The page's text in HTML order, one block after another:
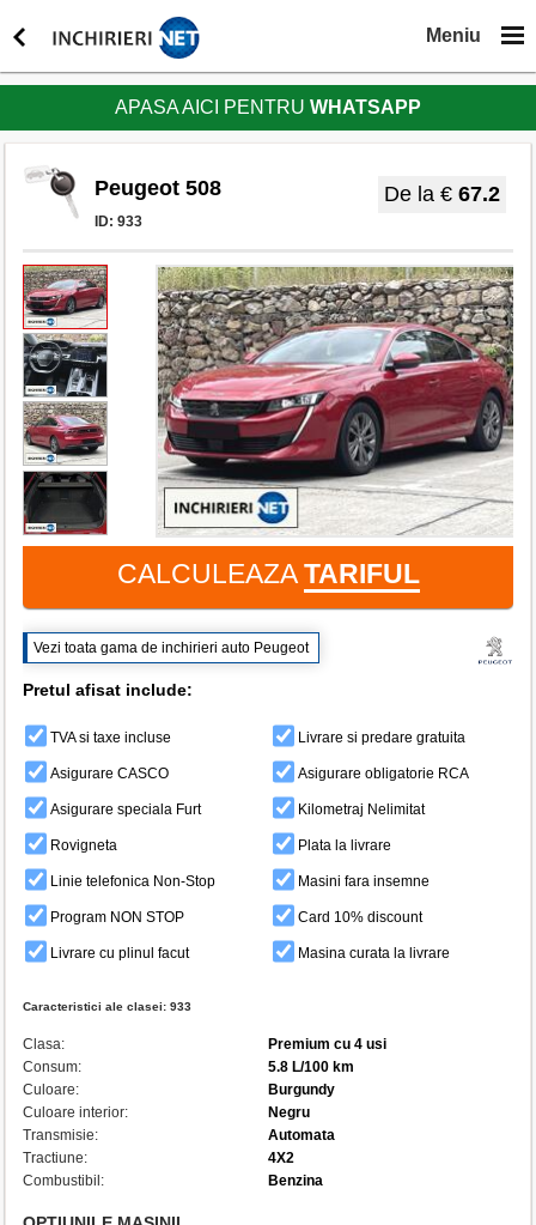
Meniu
APASA AICI PENTRUWHATSAPP
Peugeot 508
ID: 933
De la € 67.2
Caracteristici ale clasei: 933
Clasa:
Premium cu 4 usi
Consum:
5.8 L/100 km
Culoare:
Burgundy
Culoare interior:
Negru
Transmisie:
Automata
Tractiune:
4X2
Combustibil:
Benzina
CALCULEAZATARIFUL
Vezi toata gama de inchirieri auto Peugeot
Pretul afisat include:
TVA si taxe incluse Livrare si predare gratuita
Asigurare CASCO Asigurare obligatorie RCA
Asigurare speciala Furt Kilometraj Nelimitat
Rovigneta Plata la livrare
Linie telefonica Non-Stop Masini fara insemne
Program NON STOP Card 10% discount
Livrare cu plinul facut Masina curata la livrare